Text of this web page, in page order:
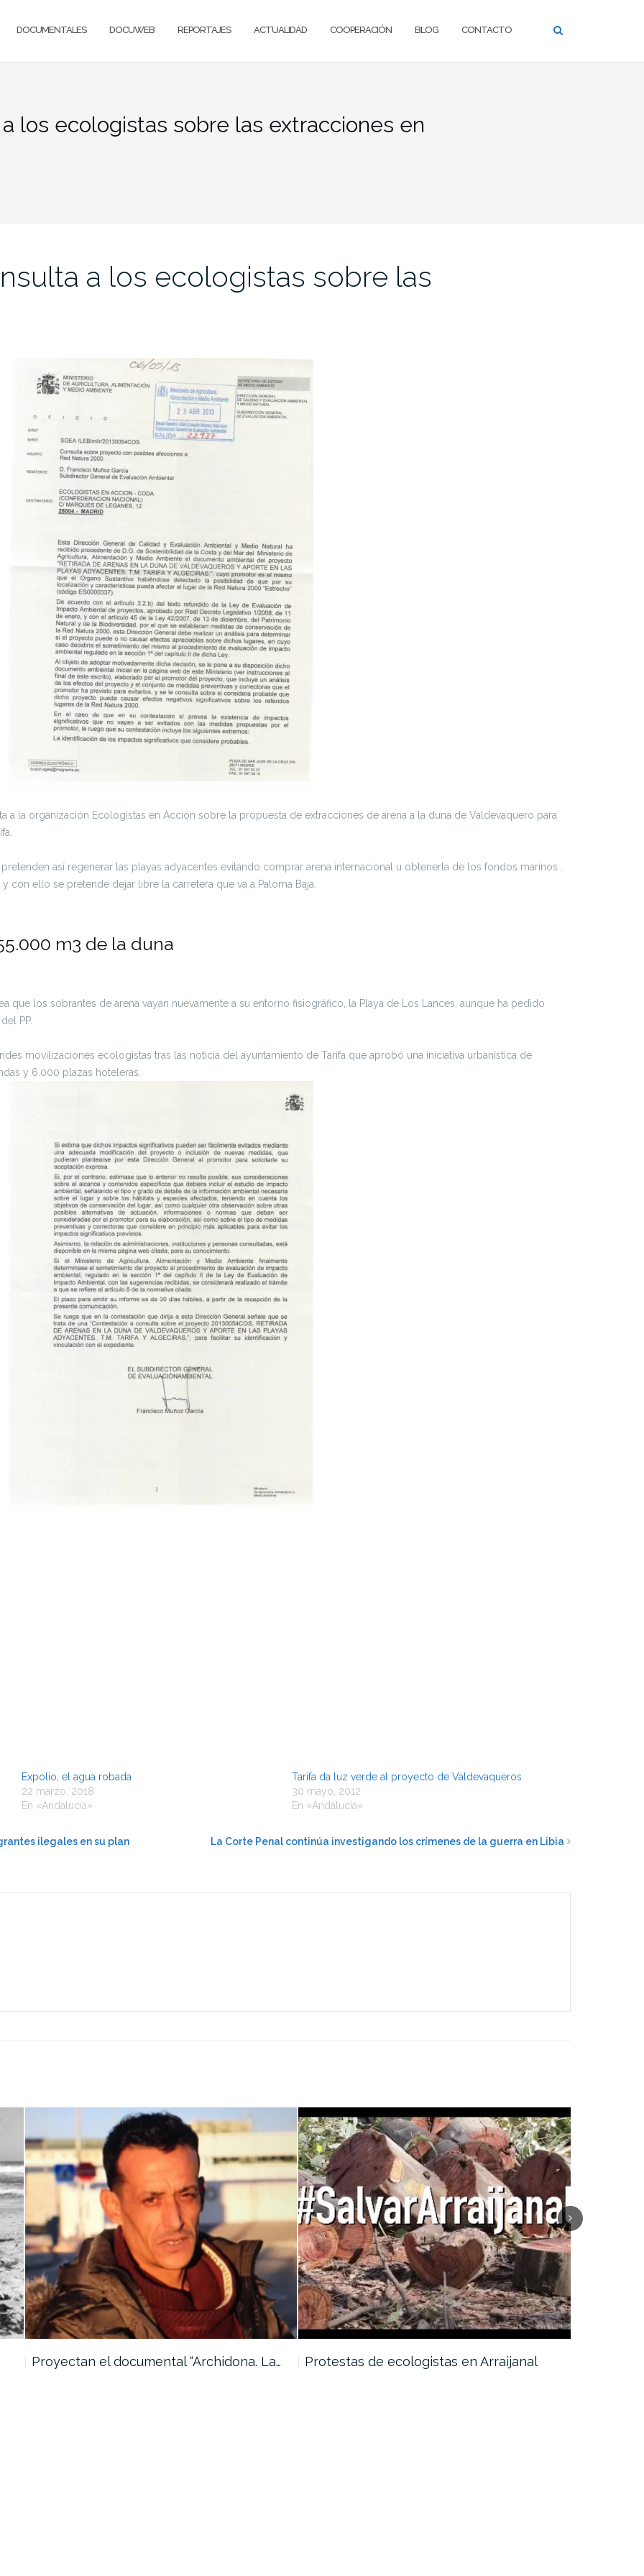
DOCUMENTALES DOCUWEB REPORTAJES ACTUALIDAD COOPERACIÓN BLOG CONTACTO
los ecologistas sobre las extracciones en
a los ecologistas sobre las
a la organización Ecologistas en Acción sobre la propuesta de extracciones de arena a la duna de Valdevaquero para
así regenerar las playas adyacentes evitando comprar arena internacional u obtenerla de los fondos marinos .
con ello se pretende dejar libre la carretera que va a Paloma Baja.
m3 de la duna
que los sobrantes de arena vayan nuevamente a su entorno fisiográfico, la Playa de Los Lances, aunque ha pedido
PP.
movilizaciones ecologistas tras las noticia del ayuntamiento de Tarifa que aprobó una iniciativa urbanística de
y 6.000 plazas hoteleras.
Expolio, el agua robada
22 marzo, 2018
En «Andalucía»
Tarifa da luz verde al proyecto de Valdevaqueros
30 mayo, 2012
En «Andalucía»
ilegales en su plan
La Corte Penal continúa investigando los crímenes de la guerra en Libia
Proyectan el documental “Archidona. La… Protestas de ecologistas en Arraijanal